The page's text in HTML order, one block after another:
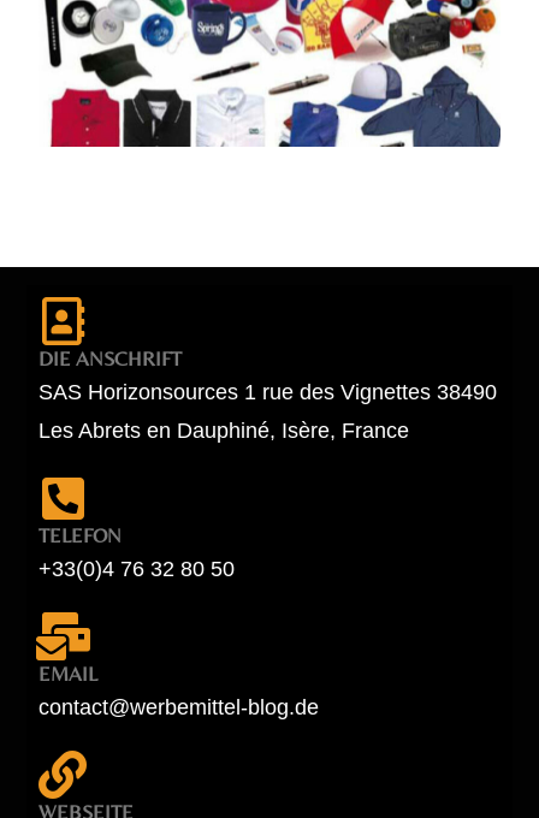
DIE ANSCHRIFT
SAS Horizonsources 1 rue des Vignettes 38490
Les Abrets en Dauphiné, Isère, France
TELEFON
+33(0)4 76 32 80 50
EMAIL
contact@werbemittel-blog.de
WEBSEITE